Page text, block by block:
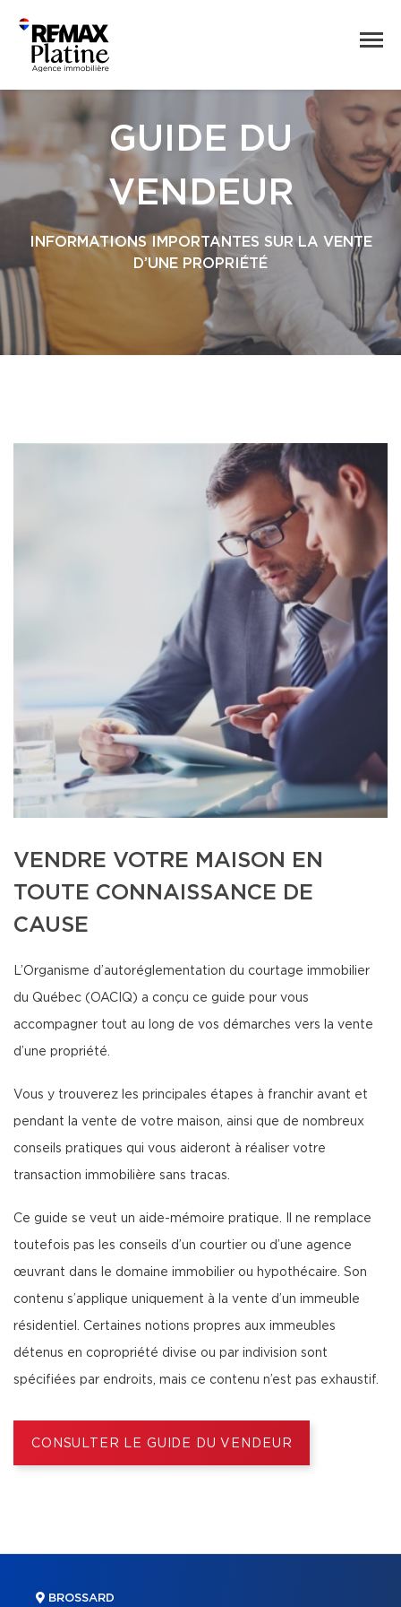
GUIDE DU
VENDEUR
INFORMATIONS IMPORTANTES SUR LA VENTE
D’UNE PROPRIÉTÉ
VENDRE VOTRE MAISON EN
TOUTE CONNAISSANCE DE
CAUSE
L’Organisme d’autoréglementation du courtage immobilier
du Québec (OACIQ) a conçu ce guide pour vous
accompagner tout au long de vos démarches vers la vente
d’une propriété.
Vous y trouverez les principales étapes à franchir avant et
pendant la vente de votre maison, ainsi que de nombreux
conseils pratiques qui vous aideront à réaliser votre
transaction immobilière sans tracas.
Ce guide se veut un aide-mémoire pratique. Il ne remplace
toutefois pas les conseils d’un courtier ou d’une agence
œuvrant dans le domaine immobilier ou hypothécaire. Son
contenu s’applique uniquement à la vente d’un immeuble
résidentiel. Certaines notions propres aux immeubles
détenus en copropriété divise ou par indivision sont
spécifiées par endroits, mais ce contenu n’est pas exhaustif.
CONSULTER LE GUIDE DU VENDEUR
BROSSARD